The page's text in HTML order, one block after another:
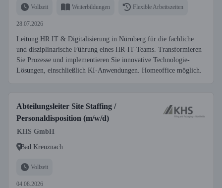
Vollzeit Weiterbildungen Flexible Arbeitszeiten
28.07.2026
Leitung HR IT & Digitalisierung in Nürnberg für die fachliche
und disziplinarische Führung eines HR-IT-Teams. Transformieren
Sie Prozesse und implementieren Sie innovative Technologie-
Lösungen, einschließlich KI-Anwendungen. Homeoffice möglich.
Abteilungsleiter Site Staffing /
Personaldisposition (m/w/d)
KHS GmbH
Bad Kreuznach
Vollzeit
04.08.2026